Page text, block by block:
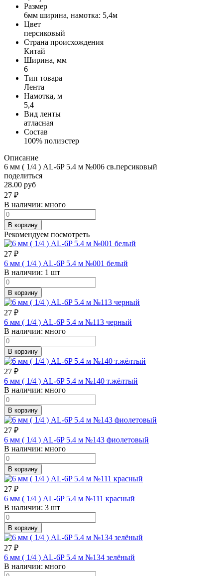
Размер
6мм ширина, намотка: 5,4м
Цвет
персиковый
Страна происхождения
Китай
Ширина, мм
6
Тип товара
Лента
Намотка, м
5,4
Вид ленты
атласная
Состав
100% полиэстер
Описание
6 мм ( 1/4 ) AL-6P 5.4 м №006 св.персиковый
поделиться
28.00 руб
27 ₽
В наличии: много
В корзину
Рекомендуем посмотреть
27 ₽
6 мм ( 1/4 ) AL-6P 5.4 м №001 белый
В наличии: 1 шт
В корзину
27 ₽
6 мм ( 1/4 ) AL-6P 5.4 м №113 черный
В наличии: много
В корзину
27 ₽
6 мм ( 1/4 ) AL-6P 5.4 м №140 т.жёлтый
В наличии: много
В корзину
27 ₽
6 мм ( 1/4 ) AL-6P 5.4 м №143 фиолетовый
В наличии: много
В корзину
27 ₽
6 мм ( 1/4 ) AL-6P 5.4 м №111 красный
В наличии: 3 шт
В корзину
27 ₽
6 мм ( 1/4 ) AL-6P 5.4 м №134 зелёный
В наличии: много